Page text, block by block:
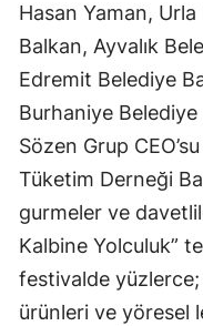
Hasan Yaman, Urla
Balkan, Ayvalık
Edremit Belediye
Burhaniye Belediye
Sözen Grup
Tüketim Derneği
gurmeler ve
Kalbine Yolculuk”
festivalde
ürünleri ve yöresel